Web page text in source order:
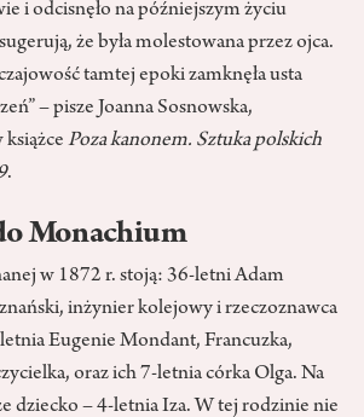
i odcisnęło na późniejszym życiu
że była molestowana przez ojca.
tamtej epoki zamknęła usta
– pisze Joanna Sosnowska,
Poza kanonem. Sztuka polskich
.
Monachium
w 1872 r. stoją: 36-letni Adam
inżynier kolejowy i rzeczoznawca
Eugenie Mondant, Francuzka,
oraz ich 7-letnia córka Olga. Na
dziecko – 4-letnia Iza. W tej rodzinie nie